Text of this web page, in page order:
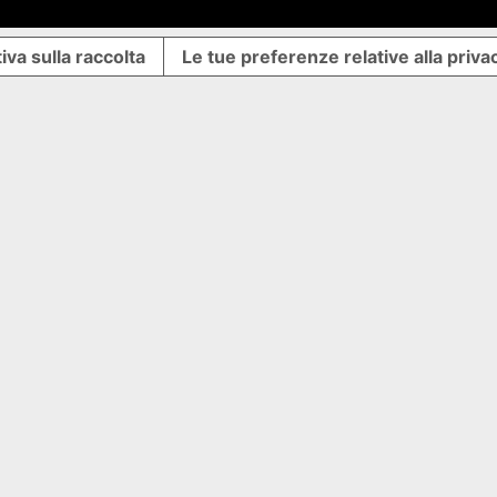
sulla raccolta Le tue preferenze relative alla